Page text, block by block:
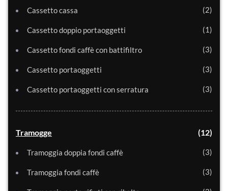
Cassetto cassa 2
Cassetto doppio portaoggetti 1
Cassetto fondi caffè con battifiltro 3
Cassetto portaoggetti 3
Cassetto portaoggetti con serratura 3
Tramogge 12
Tramoggia doppia fondi caffè 3
Tramoggia fondi caffè 3